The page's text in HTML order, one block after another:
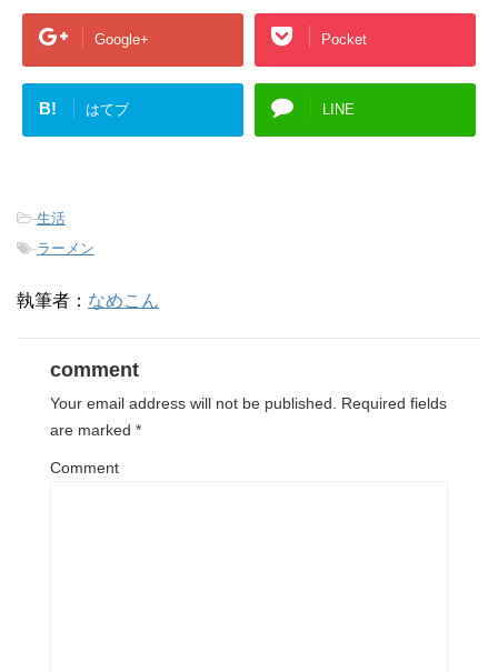
Google+ Pocket
B! はてブ LINE
-生活
-ラーメン
執筆者： なめこん
comment
Your email address will not be published.
Required fields
are marked *
Comment